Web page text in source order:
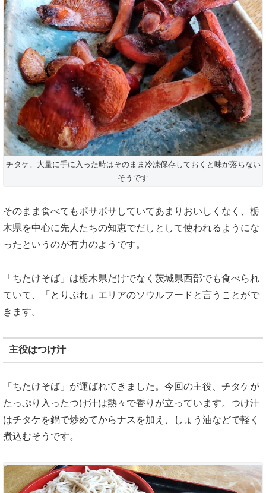
チタケ。大量に手に入った時はそのまま冷凍保存しておくと味が落ちない
そうです
そのまま食べてもポサポサしていてあまりおいしくなく、栃
木県を中心に先人たちの知恵でだしとして使われるようにな
ったというのが有力のようです。
「ちたけそば」は栃木県だけでなく茨城県西部でも食べられ
ていて、「とりぷれ」エリアのソウルフードと言うことがで
きます。
主役はつけ汁
「ちたけそば」が運ばれてきました。今回の主役、チタケが
たっぷり入ったつけ汁は熱々で香りが立っています。つけ汁
はチタケを鍋で炒めてからナスを加え、しょう油などで軽く
煮込むそうです。